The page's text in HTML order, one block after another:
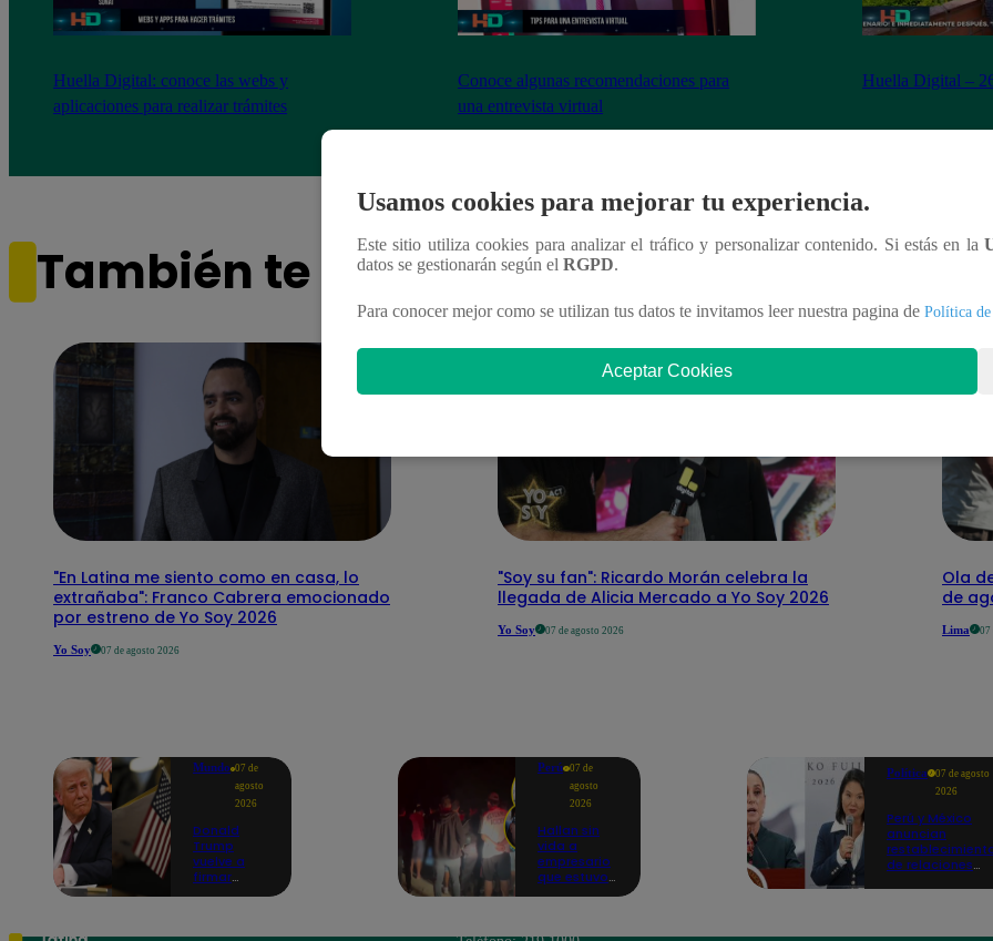
Huella Digital: conoce las webs y
aplicaciones para realizar trámites
Conoce algunas recomendaciones para
una entrevista virtual
Huella Digital –
También te puede interesar
"En Latina me siento como en casa, lo
extrañaba": Franco Cabrera emocionado
por estreno de Yo Soy 2026
Yo Soy 07 de agosto 2026
"Soy su fan": Ricardo Morán celebra la
llegada de Alicia Mercado a Yo Soy 2026
Yo Soy 07 de agosto 2026
Ola
de
Lima 07
Mundo 07 de
agosto
2026
Donald
Trump
vuelve a
firmar
Perú 07 de
agosto
2026
Hallan sin
vida a
empresario
que estuvo
Política
07 de agosto
2026
Perú y México
anuncian
de relaciones
Usamos cookies para mejorar tu experiencia.
Este sitio utiliza cookies para analizar el tráfico y personalizar contenido. Si estás en la
datos se gestionarán según el RGPD.
Para conocer mejor como se utilizan tus datos te invitamos leer nuestra pagina de Política
Aceptar Cookies